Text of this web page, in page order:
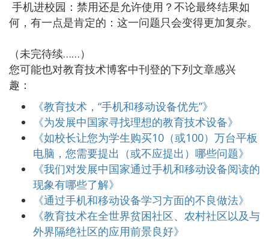
手机进校园：禁用还是允许使用？不论最终结果如
何，有一点是肯定的：这一问题只会变得更加复杂。
（未完待续……）
您可能也对教育技术博客中刊登的下列文章感兴
趣：
《教育技术，“手机和移动设备优先”》
《为发展中国家寻找理想的教育技术设备》
《如校长让您为学生购买10（或100）万台平板
电脑，您需要提出（或不应提出）哪些问题》
《我们对发展中国家通过手机和移动设备阅读的
现象有哪些了解》
《通过手机和移动设备学习方面的不良做法》
《教育技术在全世界贫困社区、农村社区以及与
外界隔绝社区的应用前景良好》